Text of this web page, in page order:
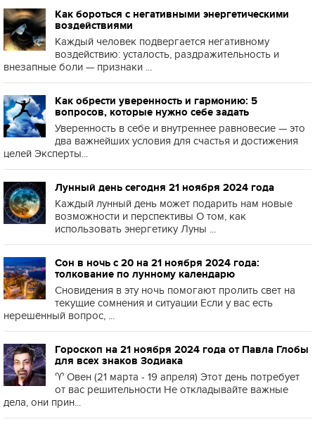
Как бороться с негативными энергетическими
воздействиями
Каждый человек подвергается негативному
воздействию: усталость, раздражительность и
внезапные боли — признаки ...
Как обрести уверенность и гармонию: 5
вопросов, которые нужно себе задать
Уверенность в себе и внутреннее равновесие — это
два важнейших условия для счастья и достижения
целей Эксперты...
Лунный день сегодня 21 ноября 2024 года
Каждый лунный день может подарить нам новые
возможности и перспективы О том, как
использовать энергетику Луны ...
Сон в ночь с 20 на 21 ноября 2024 года:
толкование по лунному календарю
Сновидения в эту ночь помогают пролить свет на
текущие сомнения и ситуации Если у вас есть
нерешённый вопрос, ...
Гороскоп на 21 ноября 2024 года от Павла Глобы
для всех знаков Зодиака
♈️ Овен (21 марта - 19 апреля) Этот день потребует
от вас решительности Не откладывайте важные
дела, они прин...